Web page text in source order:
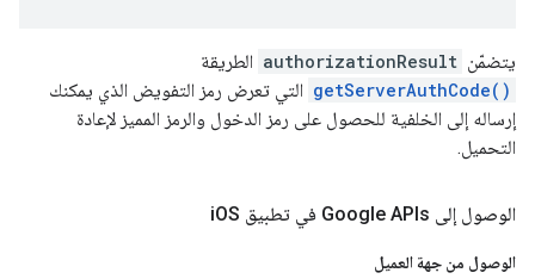
يتضمّن authorizationResult الطريقة
getServerAuthCode() التي تعرض رمز التفويض الذي يمكنك
إرساله إلى الخلفية للحصول على رمز الدخول والرمز المميز لإعادة
التحميل.
الوصول إلى Google APIs في تطبيق i OS
الوصول من جهة العميل